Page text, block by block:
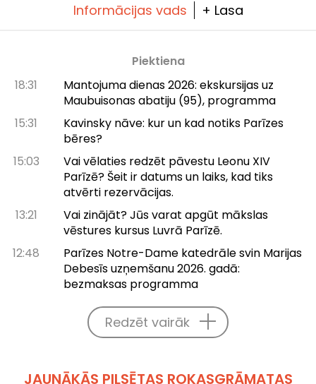
Informācijas vads + Lasa
Piektiena
18:31
Mantojuma dienas 2026: ekskursijas uz
Maubuisonas abatiju (95), programma
15:31
Kavinsky nāve: kur un kad notiks Parīzes
bēres?
15:03
Vai vēlaties redzēt pāvestu Leonu XIV
Parīzē? Šeit ir datums un laiks, kad tiks
atvērti rezervācijas.
13:21
Vai zinājāt? Jūs varat apgūt mākslas
vēstures kursus Luvrā Parīzē.
12:48
Parīzes Notre-Dame katedrāle svin Marijas
Debesīs uzņemšanu 2026. gadā:
bezmaksas programma
Redzēt vairāk
JAUNĀKĀS PILSĒTAS ROKASGRĀMATAS